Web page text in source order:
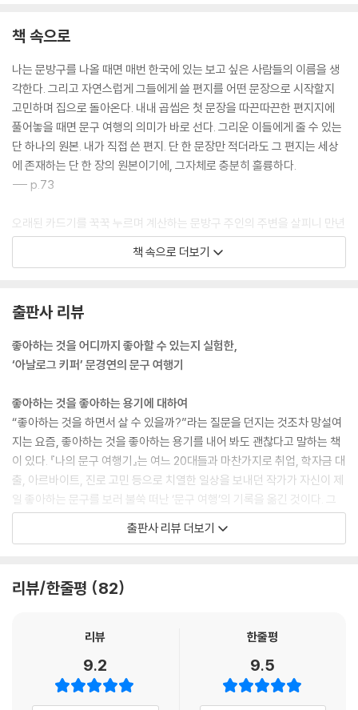
책 속으로
나는 문방구를 나올 때면 매번 한국에 있는 보고 싶은 사람들의 이름을 생
각한다. 그리고 자연스럽게 그들에게 쓸 편지를 어떤 문장으로 시작할지
고민하며 집으로 돌아온다. 내내 곱씹은 첫 문장을 따끈따끈한 편지지에
풀어놓을 때면 문구 여행의 의미가 바로 선다. 그리운 이들에게 줄 수 있는
단 하나의 원본. 내가 직접 쓴 편지. 단 한 문장만 적더라도 그 편지는 세상
에 존재하는 단 한 장의 원본이기에, 그자체로 충분히 훌륭하다.
--- p.73
오래된 카드기를 꾹꾹 누르며 계산하는 문방구 주인의 주변을 살피니 만년
필, 양장 다이어리, 문진 등 소중히 여기는 문구가 가득하다. 주인이 매일
문구에 둘러싸여 자신의 보물섬으로 놀러온 사람들을 흐뭇하게 바라볼 것
필요한 문구가 생기면 바로 달려올 수 있는 곳, 떠오르는 영감을 표현할 새
로운 재료와 문구에 주저 없이 도전하고, 모르는 것에 대한 해답을 찾을 수
이다. 여행 중 뭔가를 만들어보고 싶다면 망설이지 말고 달려가보자.
--- p.84
“그냥 이게 내가 좋아하는 방식이야.”
그 장면이 너무도 생생하다. 좋아하는 것을 당연하게 행동으로 옮기고 이
야기하는 당당한 모습. 작은 행동과 문장에서 그가 무엇을 좋아하는 사람
인지 알 수 있다. 그것은 문구 여행을 하는 나에게는 없는 태도다.
문구를 좋아해서 여행까지 떠나온 나지만 애인을 제외하고 단한 번도 이
여행을 ‘문구 여행’이라고 제대로 소개한 적이 없다. 모르는 사람에게는 긴
는 사람들에겐 ‘문구 여행’이라는 단어를 꺼내는 것이 부끄러웠다. 문방구
았고 신나는 감정을 억눌렀다.
베를린에서 얻은 것은 ‘나’를 ‘나’로서 말하는 법이다. 무엇을 입고 먹고 사
책 속으로 더보기
출판사 리뷰
좋아하는 것을 어디까지 좋아할 수 있는지 실험한,
‘아날로그 키퍼’ 문경연의 문구 여행기
좋아하는 것을 좋아하는 용기에 대하여
“좋아하는 것을 하면서 살 수 있을까?”라는 질문을 던지는 것조차 망설여
지는 요즘, 좋아하는 것을 좋아하는 용기를 내어 봐도 괜찮다고 말하는 책
이 있다. 『나의 문구 여행기』는 여느 20대들과 마찬가지로 취업, 학자금 대
출, 아르바이트, 진로 고민 등으로 치열한 일상을 보내던 작가가 자신이 제
일 좋아하는 문구를 보러 불쑥 떠난 ‘문구 여행’의 기록을 옮긴 것이다. 그
녀가 이 여행을 다녀온 뒤 시작한 ‘아날로그 키퍼’는 문구인들이 이른바 ‘덕
질’한다는 문구 브랜드로 성장했다. 이 책에는 작가의 인생을 흔든 문구 여
미래를 불안해하는 현실적인 여행기이자 자신이 진정 원하는 것을 찾으려
함에 시달린다. 저만치 앞서가는 것 같은 친구들을 보는 마음, 취업을 앞두
고 충동적으로 여행을 떠난 자신에 대한 불확신, 좋아하는 것을 하면서 살
출판사 리뷰 더보기
리뷰/한줄평 82
리뷰
9.2
한줄평
9.5